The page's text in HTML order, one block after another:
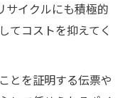
サイクルにも積極的
てコストを抑えてく
とを証明する伝票や